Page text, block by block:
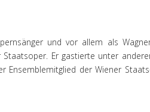
und vor allem als
Er gastierte unter
der Wiener